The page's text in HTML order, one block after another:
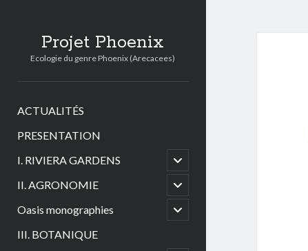
Projet Phoenix
Ecologie du genre Phoenix (Arecacees)
ACTUALITÉS
PRESENTATION
I. RIVIERA GARDENS
open
child
menu
II. AGRONOMIE
open
child
menu
Oasis monographies
open
child
III. BOTANIQUE